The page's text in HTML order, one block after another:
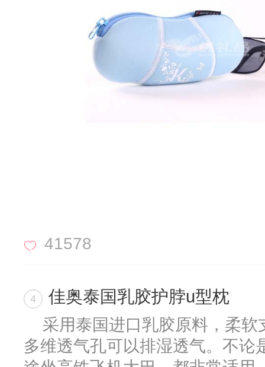
41578
4 佳奥泰国乳胶护脖u型枕
采用泰国进口乳胶原料，柔软
多维透气孔可以排湿透气。不论